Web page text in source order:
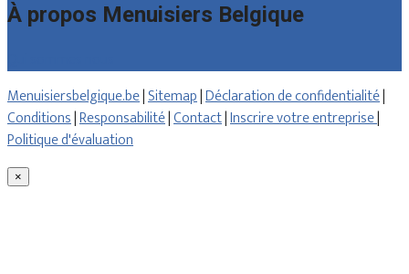
À propos Menuisiers Belgique
Menuisiersbelgique.be|Sitemap|Déclaration de confidentialité|
Conditions|Responsabilité|Contact|Inscrire votre entreprise|
Politique d'évaluation
×